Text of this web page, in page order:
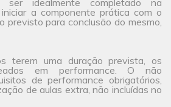
idealmente completado na
a componente prática com o
previsto para conclusão do mesmo,
terem uma duração prevista, os
em performance. O não
de performance obrigatórios,
de aulas extra, não incluídas no